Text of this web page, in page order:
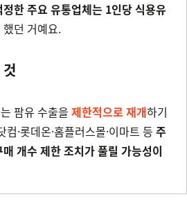
한 주요 유통업체는 1인당 식용유
던 거예요.
팜유 수출을 제한적으로 재개하기
컴·롯데온·홈플러스몰·이마트 등 주
개수 제한 조치가 풀릴 가능성이